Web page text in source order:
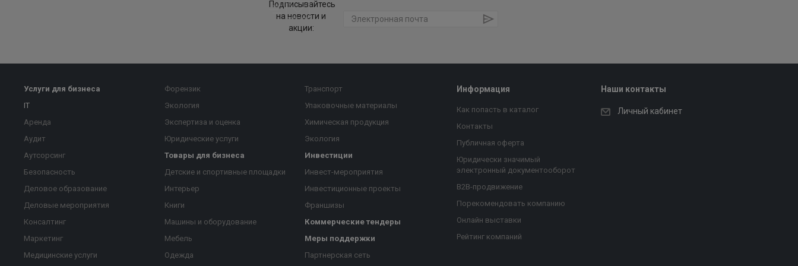
Подписывайтесь
на новости и
акции:
Услуги для бизнеса
IT
Аренда
Аудит
Аутсорсинг
Безопасность
Деловое образование
Деловые мероприятия
Консалтинг
Маркетинг
Медицинские услуги
Форензик
Экология
Экспертиза и оценка
Юридические услуги
Товары для бизнеса
Детские и спортивные площадки
Интерьер
Книги
Машины и оборудование
Мебель
Одежда
Транспорт
Упаковочные материалы
Химическая продукция
Экология
Инвестиции
Инвест-мероприятия
Инвестиционные проекты
Франшизы
Коммерческие тендеры
Меры поддержки
Партнерская сеть
Информация
Как попасть в каталог
Контакты
Публичная оферта
Юридически значимый
электронный документооборот
B2B-продвижение
Порекомендовать компанию
Онлайн выставки
Рейтинг компаний
Наши контакты
Личный кабинет